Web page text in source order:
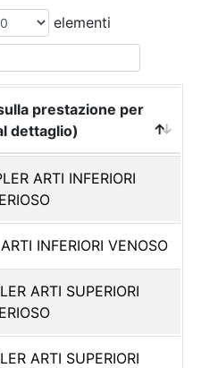
elementi
prestazione per
dettaglio)
ARTI INFERIORI
INFERIORI VENOSO
ARTI SUPERIORI
ARTI SUPERIORI